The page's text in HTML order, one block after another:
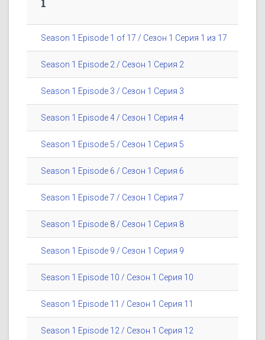
1
Season 1 Episode 1 of 17 / Сезон 1 Серия 1 из 17
Season 1 Episode 2 / Сезон 1 Серия 2
Season 1 Episode 3 / Сезон 1 Серия 3
Season 1 Episode 4 / Сезон 1 Серия 4
Season 1 Episode 5 / Сезон 1 Серия 5
Season 1 Episode 6 / Сезон 1 Серия 6
Season 1 Episode 7 / Сезон 1 Серия 7
Season 1 Episode 8 / Сезон 1 Серия 8
Season 1 Episode 9 / Сезон 1 Серия 9
Season 1 Episode 10 / Сезон 1 Серия 10
Season 1 Episode 11 / Сезон 1 Серия 11
Season 1 Episode 12 / Сезон 1 Серия 12